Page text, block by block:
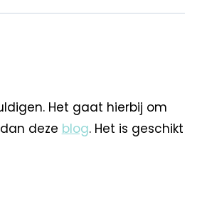
Het gaat hierbij om
deze blog. Het is geschikt